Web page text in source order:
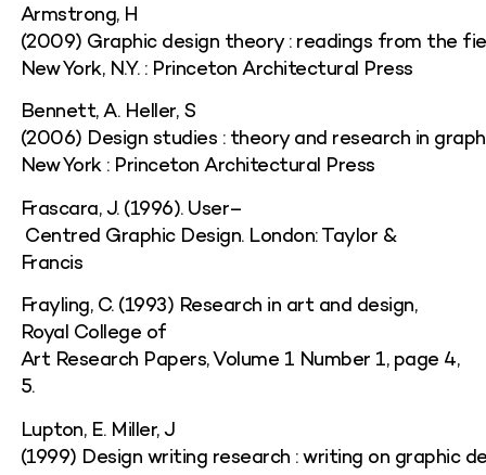
Armstrong, H
(2009) Graphic design theory: readings from the
New York, N.Y. : Princeton Architectural Press
Bennett, A. Heller, S
(2006) Design studies : theory and research in
New York : Princeton Architectural Press
Frascara, J. (1996). User–
Centred Graphic Design. London: Taylor &
Francis
Frayling, C. (1993) Research in art and design,
Royal College of
Art Research Papers,Volume 1 Number 1, page 4,
5.
Lupton, E. Miller, J
(1999) Design writing research :writing on graphic